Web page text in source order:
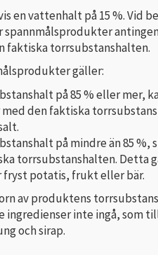
en vattenhalt på 15 %. Vid
faktiska torrsubstanshalten.
gäller:
på 85 % eller mer,
med den faktiska
på mindre än 85 %,
torrsubstanshalten. Detta
fryst potatis, frukt eller bär.
av produktens
ingredienser inte ingå, som
och sirap.